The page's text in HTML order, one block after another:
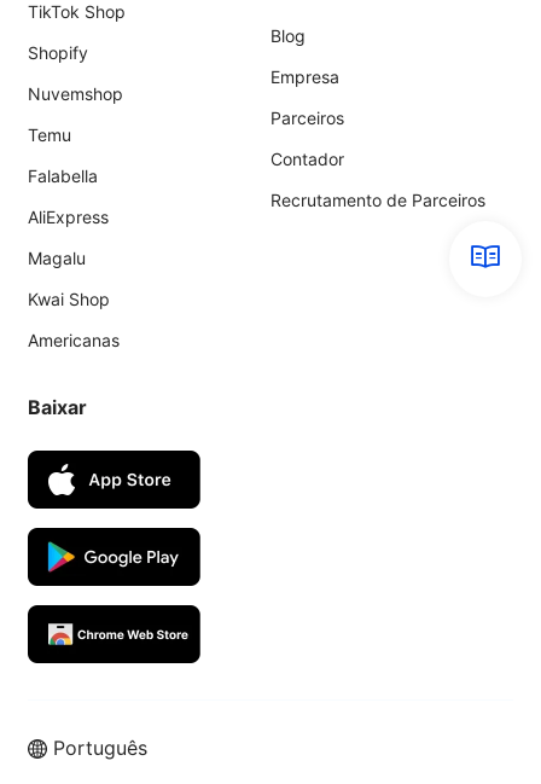
TikTok Shop
Shopify
Nuvemshop
Temu
Falabella
AliExpress
Magalu
Kwai Shop
Americanas
Blog
Empresa
Parceiros
Contador
Recrutamento de Parceiros
Baixar
Português